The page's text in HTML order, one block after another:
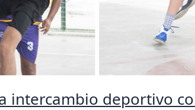
intercambio deportivo